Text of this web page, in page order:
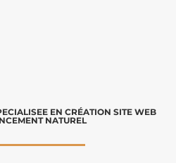
EN CRÉATION SITE WEB
NATUREL